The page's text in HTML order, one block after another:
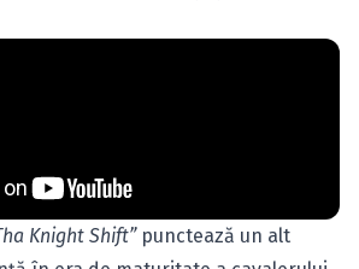
Knight Shift”punctează un alt